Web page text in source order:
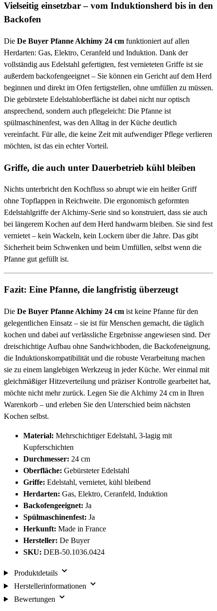
Vielseitig einsetzbar – vom Induktionsherd bis in den
Backofen
Die De Buyer Pfanne Alchimy 24 cm funktioniert auf allen
Herdarten: Gas, Elektro, Ceranfeld und Induktion. Dank der
vollständig aus Edelstahl gefertigten, fest vernieteten Griffe ist sie
außerdem backofengeeignet – Sie können ein Gericht auf dem Herd
beginnen und direkt im Ofen fertigstellen, ohne umfüllen zu müssen.
Die gebürstete Edelstahloberfläche ist dabei nicht nur optisch
ansprechend, sondern auch pflegeleicht: Die Pfanne ist
spülmaschinenfest, was den Alltag in der Küche deutlich
vereinfacht. Für alle, die keine Zeit mit aufwendiger Pflege verlieren
möchten, ist das ein echter Vorteil.
Griffe, die auch unter Dauerbetrieb kühl bleiben
Nichts unterbricht den Kochfluss so abrupt wie ein heißer Griff
ohne Topflappen in Reichweite. Die ergonomisch geformten
Edelstahlgriffe der Alchimy-Serie sind so konstruiert, dass sie auch
bei längerem Kochen auf dem Herd handwarm bleiben. Sie sind fest
vernietet – kein Wackeln, kein Lockern über die Jahre. Das gibt
Sicherheit beim Schwenken und beim Umfüllen, selbst wenn die
Pfanne gut gefüllt ist.
Fazit: Eine Pfanne, die langfristig überzeugt
Die De Buyer Pfanne Alchimy 24 cm ist keine Pfanne für den
gelegentlichen Einsatz – sie ist für Menschen gemacht, die täglich
kochen und dabei auf verlässliche Ergebnisse angewiesen sind. Der
dreischichtige Aufbau ohne Sandwichboden, die Backofeneignung,
die Induktionskompatibilität und die robuste Verarbeitung machen
sie zu einem langlebigen Werkzeug in jeder Küche. Wer einmal mit
gleichmäßiger Hitzeverteilung und präziser Kontrolle gearbeitet hat,
möchte nicht mehr zurück. Legen Sie die Alchimy 24 cm in Ihren
Warenkorb – und erleben Sie den Unterschied beim nächsten
Kochen selbst.
Material: Mehrschichtiger Edelstahl, 3-lagig mit
Kupferschichten
Durchmesser: 24 cm
Oberfläche: Gebürsteter Edelstahl
Griffe: Edelstahl, vernietet, kühl bleibend
Herdarten: Gas, Elektro, Ceranfeld, Induktion
Backofengeeignet: Ja
Spülmaschinenfest: Ja
Herkunft: Made in France
Hersteller: De Buyer
SKU: DEB-50.1036.0424
Produktdetails
Herstellerinformationen
Bewertungen